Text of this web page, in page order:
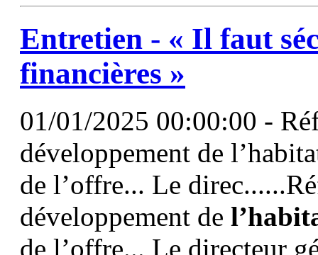
Entretien - « Il faut
financières »
01/01/2025 00:00:00 -
développement de
de l’offre... Le
développement de
de l’offre... Le directeur